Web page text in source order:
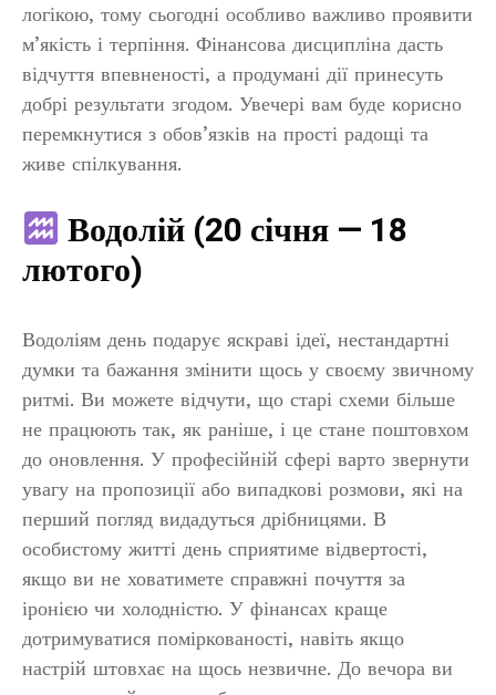
логікою, тому сьогодні особливо важливо проявити
м’якість і терпіння. Фінансова дисципліна дасть
відчуття впевненості, а продумані дії принесуть
добрі результати згодом. Увечері вам буде корисно
перемкнутися з обов’язків на прості радощі та
живе спілкування.
Водолій (20 січня — 18
лютого)
Водоліям день подарує яскраві ідеї, нестандартні
думки та бажання змінити щось у своєму звичному
ритмі. Ви можете відчути, що старі схеми більше
не працюють так, як раніше, і це стане поштовхом
до оновлення. У професійній сфері варто звернути
увагу на пропозиції або випадкові розмови, які на
перший погляд видадуться дрібницями. В
особистому житті день сприятиме відвертості,
якщо ви не ховатимете справжні почуття за
іронією чи холодністю. У фінансах краще
дотримуватися поміркованості, навіть якщо
настрій штовхає на щось незвичне. До вечора ви